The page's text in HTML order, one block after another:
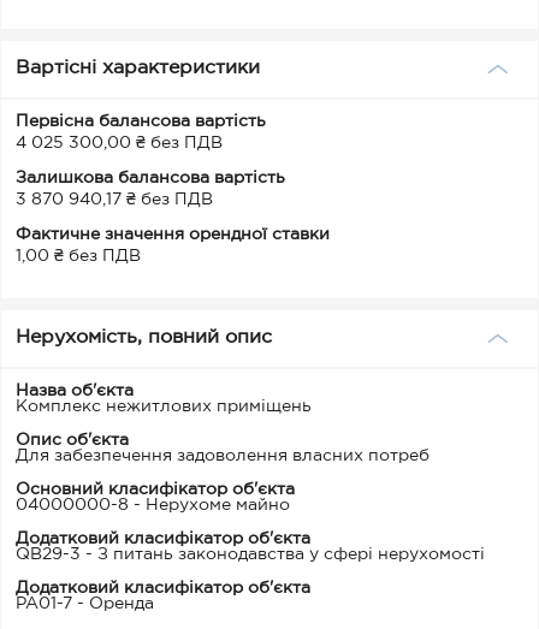
Вартісні характеристики
Первісна балансова вартість
4 025 300,00 ₴ без ПДВ
Залишкова балансова вартість
3 870 940,17 ₴ без ПДВ
Фактичне значення орендної ставки
1,00 ₴ без ПДВ
Нерухомість, повний опис
Назва об'єкта
Комплекс нежитлових приміщень
Опис об'єкта
Для забезпечення задоволення власних потреб
Основний класифікатор об'єкта
04000000-8 - Нерухоме майно
Додатковий класифікатор об'єкта
QB29-3 - З питань законодавства у сфері нерухомості
Додатковий класифікатор об'єкта
PA01-7 - Оренда